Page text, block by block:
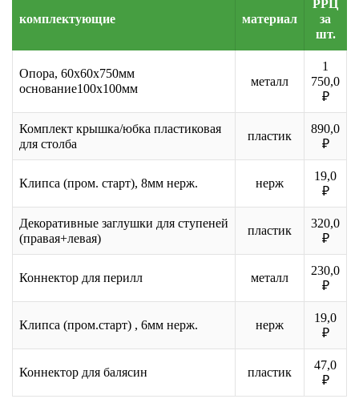
комплектующие материал
РРЦ
за
шт.
Опора, 60х60х750мм
основание100х100мм
металл
1
750,0
₽
Комплект крышка/юбка пластиковая
для столба
пластик
890,0
₽
Клипса (пром. старт), 8мм нерж. нерж
19,0
₽
Декоративные заглушки для ступеней
(правая+левая)
пластик
320,0
₽
Коннектор для перилл металл
230,0
₽
Клипса (пром.старт) , 6мм нерж. нерж
19,0
₽
Коннектор для балясин пластик
47,0
₽